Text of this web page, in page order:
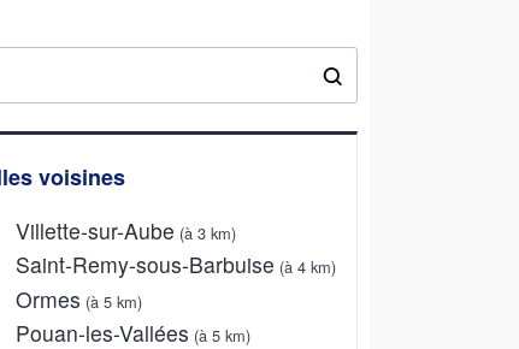
voisines
Villette-sur-Aube (à 3 km)
Saint-Remy-sous-Barbuise (à 4 km)
Ormes (à 5 km)
Pouan-les-Vallées (à 5 km)